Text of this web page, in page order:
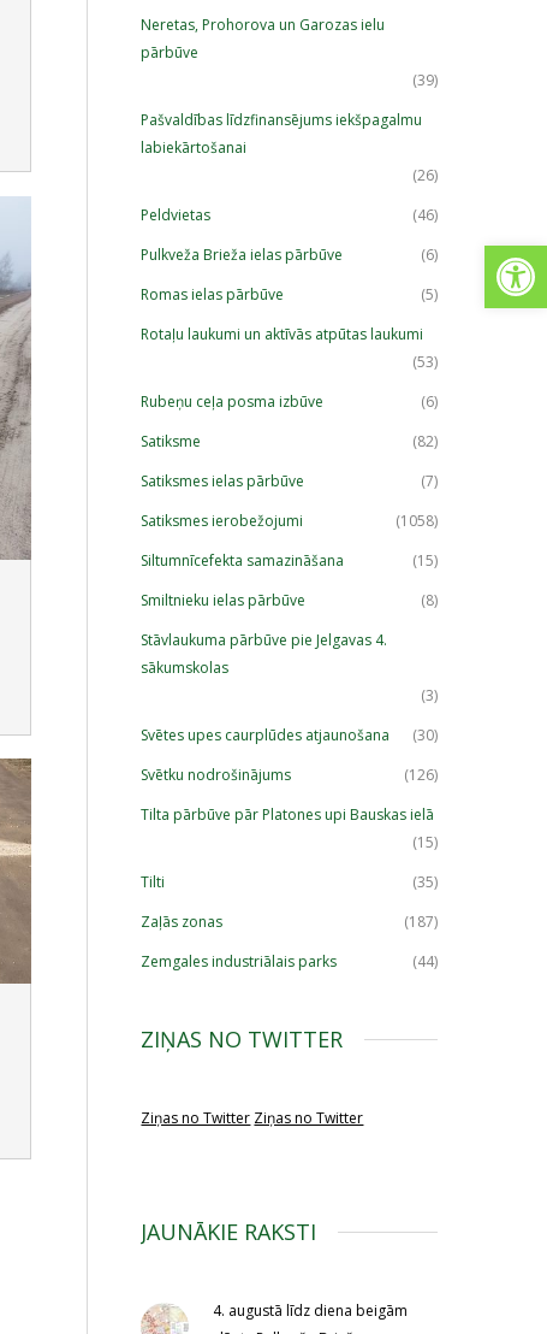
Neretas, Prohorova un Garozas ielu
pārbūve
(39)
Pašvaldības līdzfinansējums iekšpagalmu
labiekārtošanai
(26)
Peldvietas
(46)
Pulkveža Brieža ielas pārbūve
(6)
Romas ielas pārbūve
(5)
Rotaļu laukumi un aktīvās atpūtas laukumi
(53)
Rubeņu ceļa posma izbūve
(6)
Satiksme
(82)
Satiksmes ielas pārbūve
(7)
Satiksmes ierobežojumi
(1058)
Siltumnīcefekta samazināšana
(15)
Smiltnieku ielas pārbūve
(8)
Stāvlaukuma pārbūve pie Jelgavas 4.
sākumskolas
(3)
Svētes upes caurplūdes atjaunošana
(30)
Svētku nodrošinājums
(126)
Tilta pārbūve pār Platones upi Bauskas ielā
(15)
Tilti
(35)
Zaļās zonas
(187)
Zemgales industriālais parks
(44)
ZIŅAS NO TWITTER
Ziņas no Twitter Ziņas no Twitter
JAUNĀKIE RAKSTI
4. augustā līdz diena beigām